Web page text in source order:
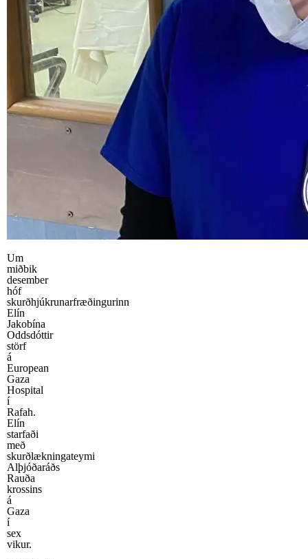
Um
miðbik
desember
hóf
skurðhjúkrunarfræðingurinn
Elín
Jakobína
Oddsdóttir
störf
á
European
Gaza
Hospital
í
Rafah.
Elín
starfaði
með
skurðlækningateymi
Alþjóðaráðs
Rauða
krossins
á
Gaza
í
sex
vikur.